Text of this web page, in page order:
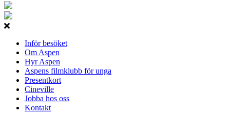
Inför besöket
Om Aspen
Hyr Aspen
Aspens filmklubb för unga
Presentkort
Cineville
Jobba hos oss
Kontakt